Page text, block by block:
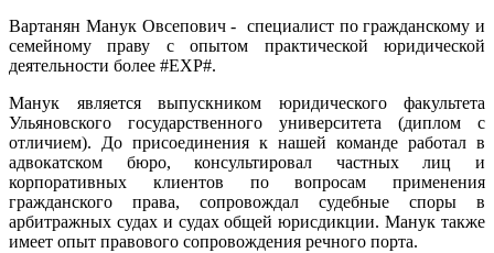
Вартанян Манук Овсепович - специалист по гражданскому и
семейному праву с опытом практической юридической
деятельности более #EXP#.
Манук является выпускником юридического факультета
Ульяновского государственного университета (диплом с
отличием). До присоединения к нашей команде работал в
адвокатском бюро, консультировал частных лиц и
корпоративных клиентов по вопросам применения
гражданского права, сопровождал судебные споры в
арбитражных судах и судах общей юрисдикции. Манук также
имеет опыт правового сопровождения речного порта.